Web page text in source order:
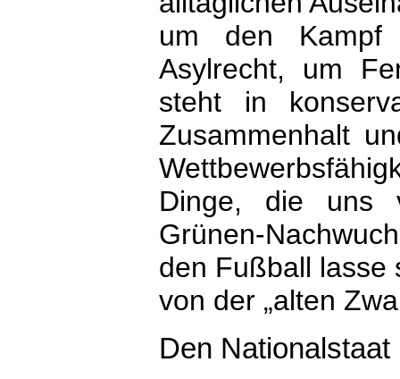
um den Kampf
Asylrecht, um
steht in
Zusammenhalt
Dinge, die uns
Grünen-
den Fußball lasse
von der „alten
Den